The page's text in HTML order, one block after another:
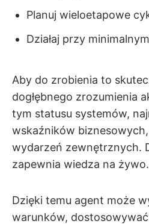
Planuj wieloetapowe
Działaj przy
Aby do zrobienia to
dogłębnego zrozumienia
tym statusu systemów,
wskaźników
wydarzeń zewnętrznych.
zapewnia wiedza na żywo.
Dzięki temu agent może
warunków,